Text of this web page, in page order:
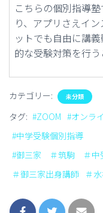
こちらの個別指導
り、アプリさえイ
ットでも自由に講
的な受験対策を行う
カテゴリー: 未分類
タグ: #ZOOM #オンラ
#中学受験個別指導
#御三家 ＃筑駒 ＃中
＃御三家出身講師 ＃